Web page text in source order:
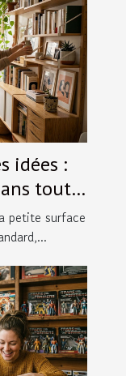
idées :
tout
petite surface